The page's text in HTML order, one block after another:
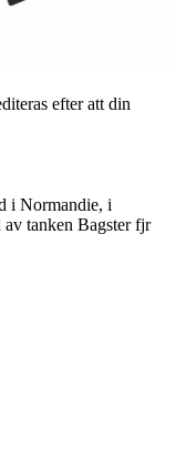
efter att din
i Normandie, i
tanken Bagster fjr